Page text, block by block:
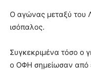
Ο αγώνας μεταξύ του
ισόπαλος.
Συγκεκριμένα τόσο ο
ο ΟΦΗ σημείωσαν από